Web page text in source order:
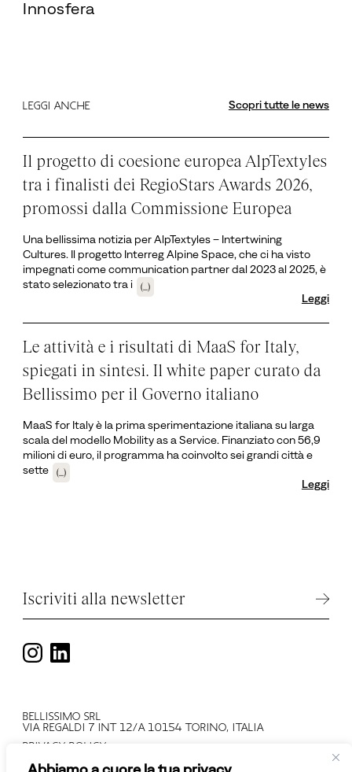
Innosfera
LEGGI ANCHE Scopri tutte le news
Il progetto di coesione europea AlpTextyles
tra i finalisti dei RegioStars Awards 2026,
promossi dalla Commissione Europea
Una bellissima notizia per AlpTextyles – Intertwining
Cultures. Il progetto Interreg Alpine Space, che ci ha visto
impegnati come communication partner dal 2023 al 2025, è
stato selezionato tra i
(...)
Leggi
Le attività e i risultati di MaaS for Italy,
spiegati in sintesi. Il white paper curato da
Bellissimo per il Governo italiano
MaaS for Italy è la prima sperimentazione italiana su larga
scala del modello Mobility as a Service. Finanziato con 56,9
milioni di euro, il programma ha coinvolto sei grandi città e
sette
(...)
Leggi
Iscriviti alla newsletter
BELLISSIMO SRL
VIA REGALDI 7 INT 12/A 10154 TORINO, ITALIA
PRIVACY POLICY